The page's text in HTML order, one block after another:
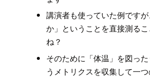
講演者も使っていた例です
か」ということを直接測る
ね？
そのために「体温」を図っ
うメトリクスを収集して一